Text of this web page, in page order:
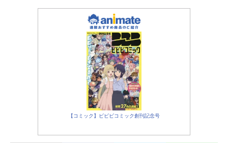
画(C)2021RayarkInc./「DEEMOTHE
MOVIE」製作委員会『DEEMOサク
ラノオト-あなたの奏でた音が、今も
響く-』公式サイト『DEEMOサクラ
ノオト-あな...
【コミック】ビビビコミック創刊記念号